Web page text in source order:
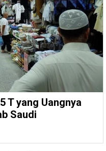
T yang Uangnya
Saudi